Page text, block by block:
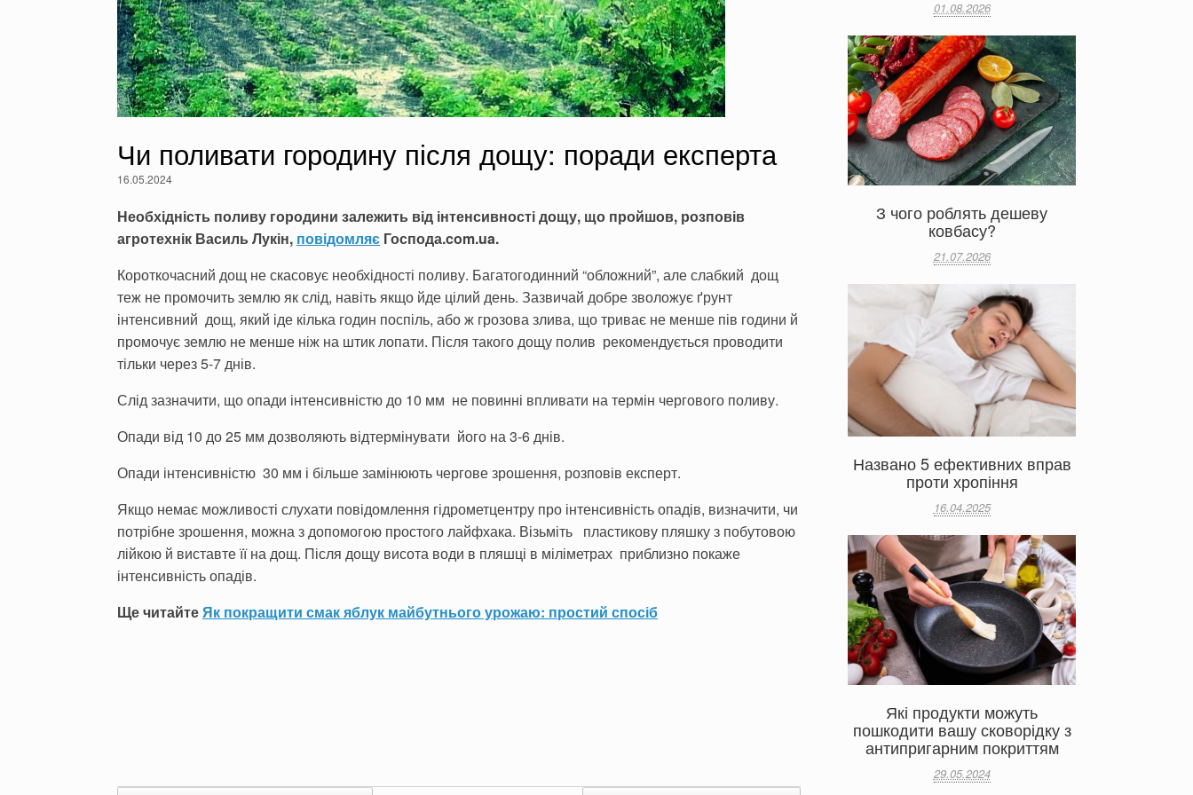
Чи поливати городину після дощу: поради експерта
16.05.2024
Необхідність поливу городини залежить від інтенсивності дощу, що пройшов, розповів
агротехнік Василь Лукін, повідомляє Господа.com.ua.
Короткочасний дощ не скасовує необхідності поливу. Багатогодинний “обложний”, але слабкий дощ
теж не промочить землю як слід, навіть якщо йде цілий день. Зазвичай добре зволожує ґрунт
інтенсивний дощ, який іде кілька годин поспіль, або ж грозова злива, що триває не менше пів години й
промочує землю не менше ніж на штик лопати. Після такого дощу полив рекомендується проводити
тільки через 5-7 днів.
Слід зазначити, що опади інтенсивністю до 10 мм не повинні впливати на термін чергового поливу.
Опади від 10 до 25 мм дозволяють відтермінувати його на 3-6 днів.
Опади інтенсивністю 30 мм і більше замінюють чергове зрошення, розповів експерт.
Якщо немає можливості слухати повідомлення гідрометцентру про інтенсивність опадів, визначити, чи
потрібне зрошення, можна з допомогою простого лайфхака. Візьміть пластикову пляшку з побутовою
лійкою й виставте її на дощ. Після дощу висота води в пляшці в міліметрах приблизно покаже
інтенсивність опадів.
Ще читайтеЯк покращити смак яблук майбутнього урожаю: простий спосіб
01.08.2026
З чого роблять дешеву
ковбасу?
21.07.2026
Названо 5 ефективних вправ
проти хропіння
16.04.2025
Які продукти можуть
пошкодити вашу сковорідку з
антипригарним покриттям
29.05.2024